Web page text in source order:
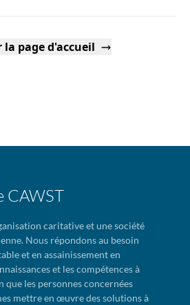
la page d'accueil
CAWST
caritative et une société
Nous répondons au besoin
et en assainissement en
et les compétences à
que les personnes concernées
mettre en œuvre des solutions à